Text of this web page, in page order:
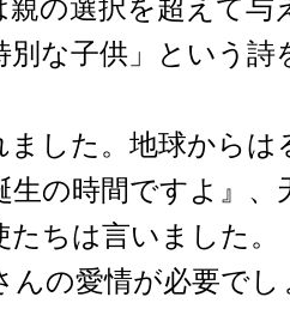
親の選択を超えて
別な子供」という詩
した。地球からは
生の時間ですよ』
たちは言いました。
んの愛情が必要で